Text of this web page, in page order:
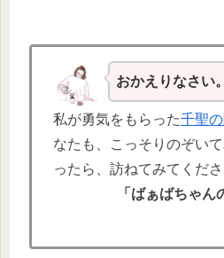
おかえりなさい。
私が勇気をもらった千聖
なたも、こっそりのぞい
ったら、訪ねてみてくださ
「ばぁばちゃん